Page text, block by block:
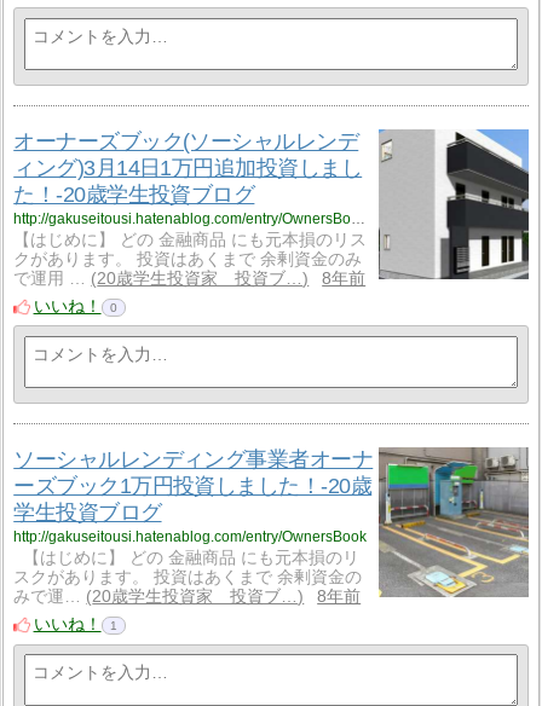
オーナーズブック(ソーシャルレンデ
ィング)3月14日1万円追加投資しまし
た！-20歳学生投資ブログ
http://gakuseitousi.hatenablog.com/entry/OwnersBook/20180315
【はじめに】 どの 金融商品 にも元本損のリス
クがあります。 投資はあくまで 余剰資金のみ
で運用 …
20歳学生投資家 投資ブ…
8年前
いいね！
0
ソーシャルレンディング事業者オーナ
ーズブック1万円投資しました！-20歳
学生投資ブログ
http://gakuseitousi.hatenablog.com/entry/OwnersBook
【はじめに】 どの 金融商品 にも元本損のリ
スクがあります。 投資はあくまで 余剰資金の
みで運…
20歳学生投資家 投資ブ…
8年前
いいね！
1